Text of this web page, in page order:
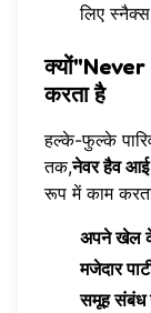
लिए
क्यों"Never
करता है
हल्के-फुल्के
तक,नेवर हैव आई
रूप में काम
अपने खेल
मजेदार
समूह संबंध